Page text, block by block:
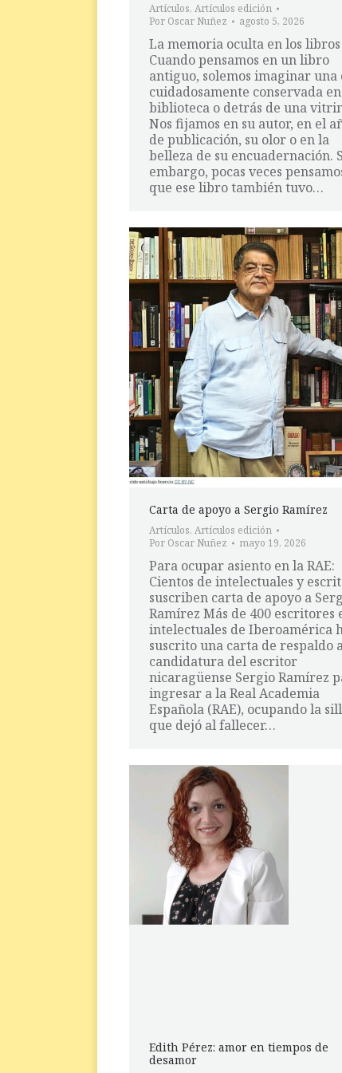
Artículos, Artículos edición
Por Oscar Nuñez agosto 5, 2026
La memoria oculta en los libros
Cuando pensamos en un libro
antiguo, solemos imaginar una
cuidadosamente conservada
biblioteca o detrás de una
Nos fijamos en su autor, en el
de publicación, su olor o en la
belleza de su encuadernación.
embargo, pocas veces
que ese libro también tuvo…
Carta de apoyo a Sergio Ramírez
Artículos, Artículos edición
Por Oscar Nuñez mayo 19, 2026
Para ocupar asiento en la RAE:
Cientos de intelectuales y
suscriben carta de apoyo a
Ramírez Más de 400 escritores
intelectuales de Iberoamérica
suscrito una carta de respaldo
candidatura del escritor
nicaragüense Sergio Ramírez
ingresar a la Real Academia
Española (RAE), ocupando la
que dejó al fallecer…
Edith Pérez: amor en tiempos de
desamor